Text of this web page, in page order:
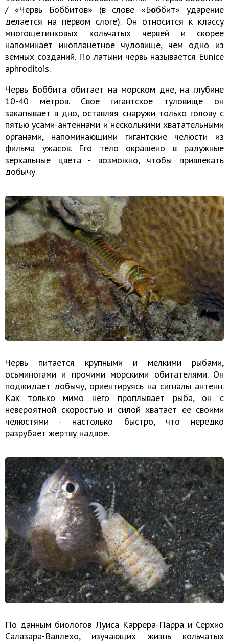
/ «Червь Боббитов» (в слове «Боббит» ударение
делается на первом слоге). Он относится к классу
многощетинковых кольчатых червей и скорее
напоминает инопланетное чудовище, чем одно из
земных созданий. По латыни червь называется Eunice
aphroditois.
Червь Боббита обитает на морском дне, на глубине
10-40 метров. Свое гигантское туловище он
закапывает в дно, оставляя снаружи только голову с
пятью усами-антеннами и несколькими хватательными
органами, напоминающими гигантские челюсти из
фильма ужасов. Его тело окрашено в радужные
зеркальные цвета - возможно, чтобы привлекать
добычу.
Червь питается крупными и мелкими рыбами,
осьминогами и прочими морскими обитателями. Он
поджидает добычу, ориентируясь на сигналы антенн.
Как только мимо него проплывает рыба, он с
невероятной скоростью и силой хватает ее своими
челюстями - настолько быстро, что нередко
разрубает жертву надвое.
По данным биологов Луиса Каррера-Парра и Серхио
Салазара-Валлехо, изучающих жизнь кольчатых